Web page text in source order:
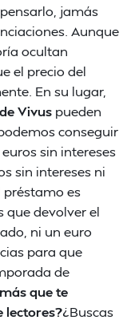
jamás
Aunque
ocultan
el precio del
En su lugar,
Vivus pueden
conseguir
sin intereses
sin intereses ni
préstamo es
devolver el
ni un euro
para que
de
que te
lectores?¿Buscas